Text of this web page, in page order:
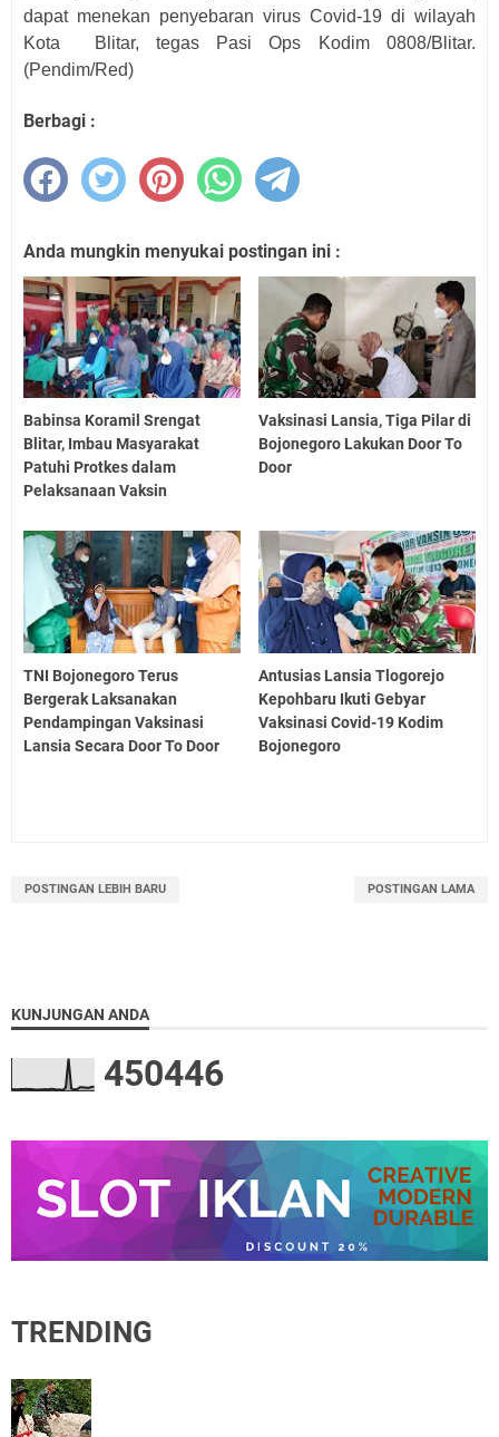
dapat menekan penyebaran virus Covid-19 di wilayah
Kota Blitar, tegas Pasi Ops Kodim 0808/Blitar.
(Pendim/Red)
Berbagi :
Anda mungkin menyukai postingan ini :
Babinsa Koramil Srengat
Blitar, Imbau Masyarakat
Patuhi Protkes dalam
Pelaksanaan Vaksin
Vaksinasi Lansia, Tiga Pilar di
Bojonegoro Lakukan Door To
Door
TNI Bojonegoro Terus
Bergerak Laksanakan
Pendampingan Vaksinasi
Lansia Secara Door To Door
Antusias Lansia Tlogorejo
Kepohbaru Ikuti Gebyar
Vaksinasi Covid-19 Kodim
Bojonegoro
POSTINGAN LEBIH BARU POSTINGAN LAMA
KUNJUNGAN ANDA
450446
TRENDING